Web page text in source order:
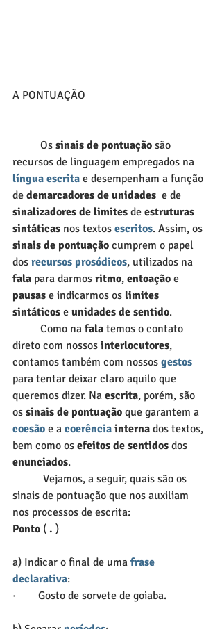
A PONTUAÇÃO
          Os
sinais de pontuação são
recursos de linguagem empregados na
língua escrita e desempenham a função
de demarcadores de unidades
  e de
sinalizadores de limites de estruturas
sintáticas nos textos escritos. Assim, os
sinais de pontuação cumprem o papel
dos recursos prosódicos, utilizados na
fala para darmos ritmo, entoação e
pausas e indicarmos os limites
sintáticos e unidades de sentido.
          Como na
fala temos o contato
direto com nossos interlocutores,
contamos também com nossos gestos
para tentar deixar claro aquilo que
queremos dizer. Na escrita, porém, são
os sinais de pontuação que garantem a
coesão e a coerência interna dos textos,
bem como os efeitos de sentidos dos
enunciados.
sinais de pontuação que nos auxiliam
nos processos de escrita:
Ponto ( . )
a) Indicar o final de uma frase
declarativa:
·        Gosto de sorvete de goiaba.